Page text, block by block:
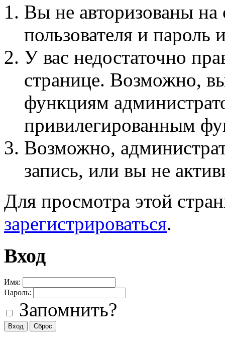
Вы не авторизованы на
пользователя и пароль
У вас недостаточно
странице. Возможно,
функциям
привилегированным
Возможно,
запись, или вы не
Для просмотра этой
зарегистрироваться.
Вход
Имя:
Пароль:
Запомнить?